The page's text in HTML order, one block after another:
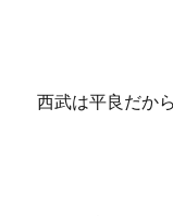
西武は平良だか